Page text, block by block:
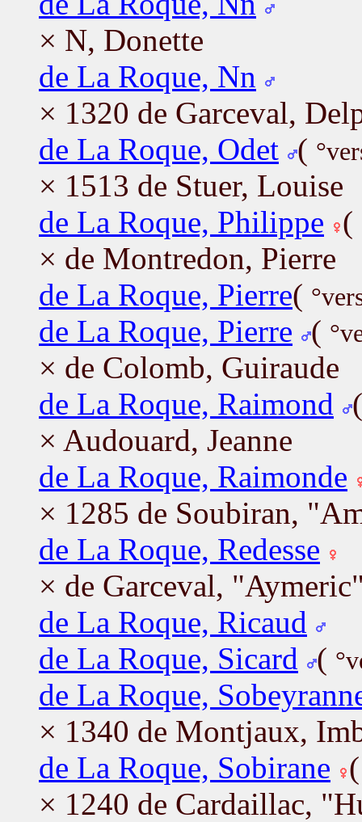
× N, Donette
de La Roque, Nn
× 1320 de Garceval,
de La Roque, Odet (
× 1513 de Stuer, Louise
de La Roque, Philippe (
× de Montredon, Pierre
de La Roque, Pierre(
de La Roque, Pierre (
× de Colomb, Guiraude
de La Roque, Raimond
× Audouard, Jeanne
de La Roque, Raimonde
× 1285 de Soubiran,
de La Roque, Redesse
× de Garceval,
de La Roque, Ricaud
de La Roque, Sicard
(
de La Roque,
× 1340 de Montjaux,
de La Roque, Sobirane
× 1240 de Cardaillac,